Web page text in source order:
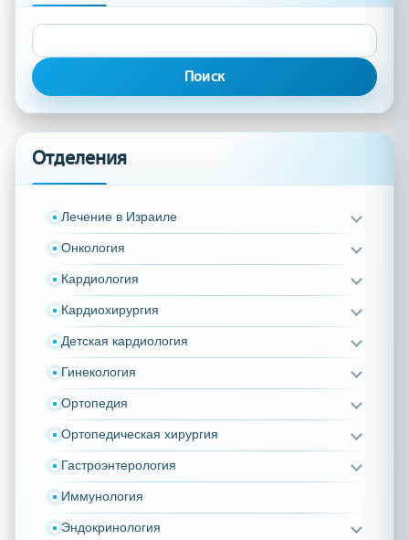
Найти:
Отделения
Лечение в Израиле
Онкология
Кардиология
Кардиохирургия
Детская кардиология
Гинекология
Ортопедия
Ортопедическая хирургия
Гастроэнтерология
Иммунология
Эндокринология